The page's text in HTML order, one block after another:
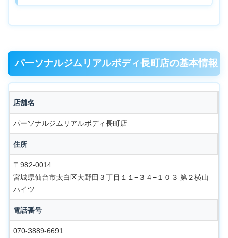
パーソナルジムリアルボディ長町店の基本情報
店舗名
パーソナルジムリアルボディ長町店
住所
〒982-0014
宮城県仙台市太白区大野田３丁目１１−３４−１０３ 第２横山
ハイツ
電話番号
070-3889-6691